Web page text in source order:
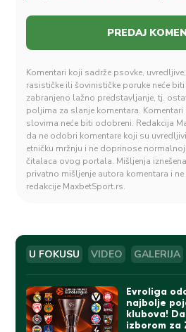
Komentari koji sadrže psovke,
rasističke ili šovinističke poruke neće
zabranjeno lažno predstavljanje, tj.
poljima za slanje komentara.
slovima neće biti odobreni. Redakcija
da ne odobri komentare koji su
etničku mržnju i ne doprinose
čitalaca ovog portala. Mišljenja
privatno mišljenje autora komentara i
redakcije MaxbetSport.rs.
U FOKUSU VIDEO GALERIJA
Evroliga
najbolje
klubova!
izborom za